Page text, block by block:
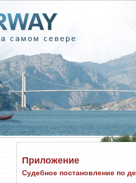
Приложение
Судебное постановление по